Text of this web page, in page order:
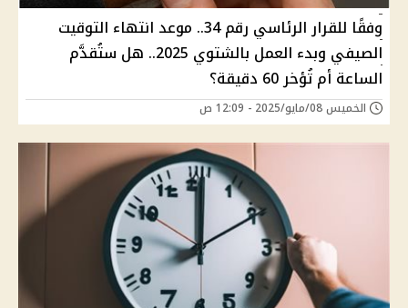
وفقًا للقرار الرئاسي رقم 34.. موعد انتهاء التوقيت
الصيفي وبدء العمل بالشتوي 2025.. هل ستُقدَّم
الساعة أم تُؤخر 60 دقيقة؟
الخميس 08/مايو/2025 - 12:09 ص